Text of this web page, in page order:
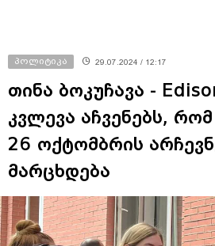
პოლიტიკა 29.07.2024 / 12:17
თინა ბოკუჩავა -
კვლევა აჩვენებს,
26 ოქტომბრის
მარცხდება